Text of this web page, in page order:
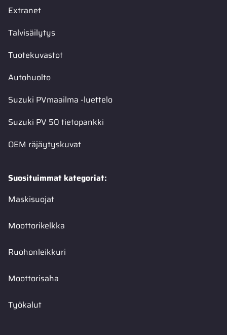
Extranet
Talvisäilytys
Tuotekuvastot
Autohuolto
Suzuki PVmaailma -luettelo
Suzuki PV 50 tietopankki
OEM räjäytyskuvat
Suosituimmat kategoriat:
Maskisuojat
Moottorikelkka
Ruohonleikkuri
Moottorisaha
Työkalut